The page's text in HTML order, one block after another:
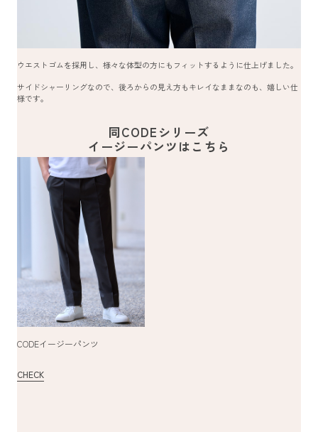
ウエストゴムを採用し、様々な体型の方にもフィットするように仕上げました。
サイドシャーリングなので、後ろからの見え方もキレイなままなのも、嬉しい仕
様です。
同CODEシリーズ
イージーパンツはこちら
CODEイージーパンツ
CHECK